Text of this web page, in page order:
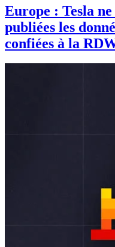
Europe : Tesla
publiées les
confiées à la